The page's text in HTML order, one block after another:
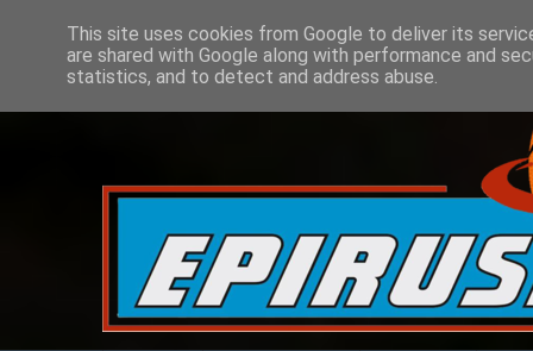
This site uses cookies from Google to deliver its
are shared with Google along with performance and
statistics, and to detect and address abuse.